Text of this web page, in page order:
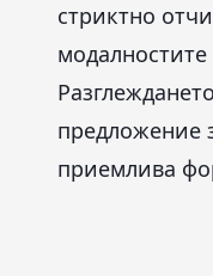
стриктно
предложение
приемлива